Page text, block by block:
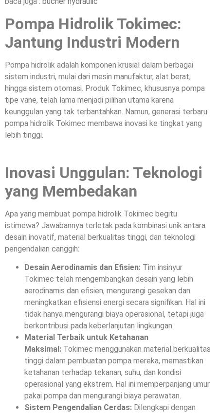
Pompa Hidrolik Tokimec:
Jantung Industri Modern
Pompa hidrolik adalah komponen krusial dalam berbagai
sistem industri, mulai dari mesin manufaktur, alat berat,
hingga sistem otomasi. Produk Tokimec, khususnya pompa
tipe vane, telah lama menjadi pilihan utama karena
keunggulan yang tak terbantahkan. Namun, generasi terbaru
pompa hidrolik Tokimec membawa inovasi ke tingkat yang
lebih tinggi.
Inovasi Unggulan: Teknologi
yang Membedakan
Apa yang membuat pompa hidrolik Tokimec begitu
istimewa? Jawabannya terletak pada kombinasi unik antara
desain inovatif, material berkualitas tinggi, dan teknologi
pengendalian canggih:
Desain Aerodinamis dan Efisien: Tim insinyur
Tokimec telah mengembangkan desain yang lebih
aerodinamis dan efisien, mengurangi gesekan dan
meningkatkan efisiensi energi secara signifikan. Hal ini
tidak hanya mengurangi biaya operasional, tetapi juga
berkontribusi pada keberlanjutan lingkungan.
Material Terbaik untuk Ketahanan
Maksimal: Tokimec menggunakan material berkualitas
tinggi dalam pembuatan pompa mereka, memastikan
ketahanan terhadap tekanan, suhu, dan kondisi
operasional yang ekstrem. Hal ini memperpanjang umur
pakai pompa dan mengurangi biaya perawatan.
Sistem Pengendalian Cerdas: Dilengkapi dengan